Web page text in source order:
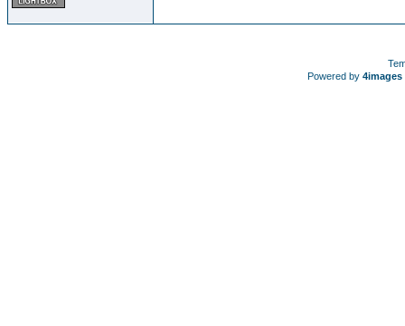
Powered by 4images